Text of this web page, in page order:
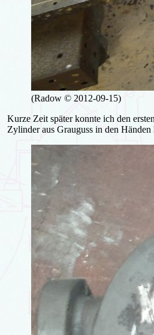
(Radow © 2012-09-15)
Kurze Zeit später konnte ich den
Zylinder aus Grauguss in den Händen